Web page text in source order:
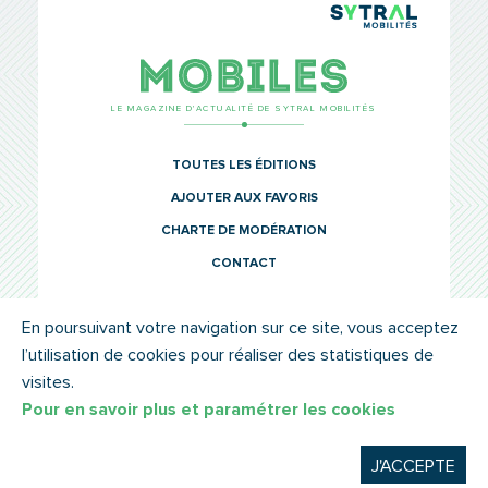
LE MAGAZINE D’ACTUALITÉ DE SYTRAL MOBILITÉS
TOUTES LES ÉDITIONS
AJOUTER AUX FAVORIS
CHARTE DE MODÉRATION
CONTACT
© SYTRAL MOBILITÉS 2022 MENTIONS LÉGALES
En poursuivant votre navigation sur ce site, vous acceptez
l’utilisation de cookies pour réaliser des statistiques de
visites.
Pour en savoir plus et paramétrer les cookies
J'ACCEPTE